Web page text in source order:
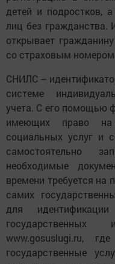
детей и подростков,
лиц без
открывает
со страховым
СНИЛС –
системе
учета. С его помощью
имеющих право на
социальных услуг и
самостоятельно
необходимые
времени требуется на
самих
для
www.gosuslugi.ru,
государственные